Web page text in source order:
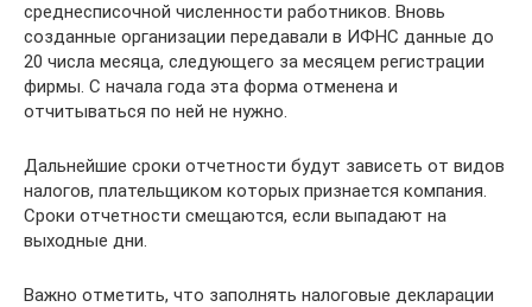
среднесписочной численности работников. Вновь
созданные организации передавали в ИФНС данные до
20 числа месяца, следующего за месяцем регистрации
фирмы. С начала года эта форма отменена и
отчитываться по ней не нужно.
Дальнейшие сроки отчетности будут зависеть от видов
налогов, плательщиком которых признается компания.
Сроки отчетности смещаются, если выпадают на
выходные дни.
Важно отметить, что заполнять налоговые декларации